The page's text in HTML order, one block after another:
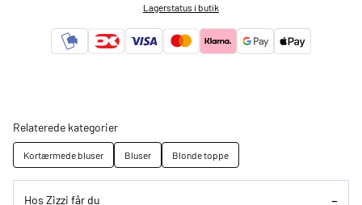
Lagerstatus i butik
Relaterede kategorier
Kortærmede bluser Bluser Blonde toppe
Hos Zizzi får du